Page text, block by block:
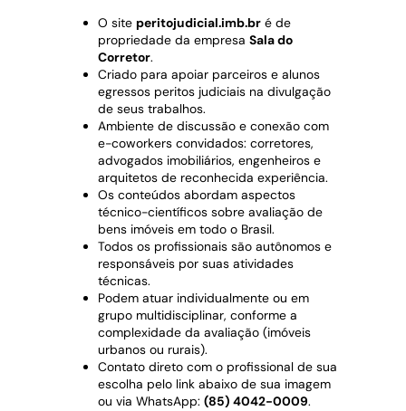
O site peritojudicial.imb.br é de
propriedade da empresa Sala do
Corretor.
Criado para apoiar parceiros e alunos
egressos peritos judiciais na divulgação
de seus trabalhos.
Ambiente de discussão e conexão com
e-coworkers convidados: corretores,
advogados imobiliários, engenheiros e
arquitetos de reconhecida experiência.
Os conteúdos abordam aspectos
técnico-científicos sobre avaliação de
bens imóveis em todo o Brasil.
Todos os profissionais são autônomos e
responsáveis por suas atividades
técnicas.
Podem atuar individualmente ou em
grupo multidisciplinar, conforme a
complexidade da avaliação (imóveis
urbanos ou rurais).
Contato direto com o profissional de sua
escolha pelo link abaixo de sua imagem
ou via WhatsApp: (85) 4042-0009.